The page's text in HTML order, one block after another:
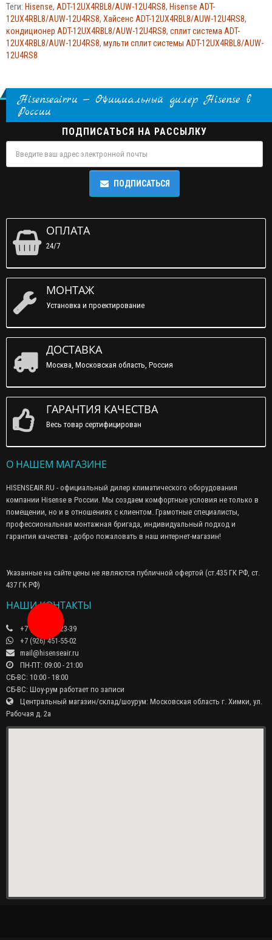
Теги: Hisense, ADT-12UX4RBL8/AUW-12U4RS8, Hisense ADT-
12UX4RBL8/AUW-12U4RS8, Хайсенс ADT-12UX4RBL8/AUW-12U4RS8,
кондиционер ADT-12UX4RBL8/AUW-12U4RS8, сплит система ADT-
12UX4RBL8/AUW-12U4RS8, мульти сплит системы ADT-12UX4RBL8/AUW-
12U4RS8
Заказать звонок
Hisenseair.ru — Официальный дилер Hisense в
России
ПОДПИСАТЬСЯ НА РАССЫЛКУ
ПОДПИСАТЬСЯ
ОПЛАТА
24/7
МОНТАЖ
Установка и проектирование
ДОСТАВКА
Москва, Московская область, Россия
ГАРАНТИЯ КАЧЕСТВА
Весь товар сертифицирован
О НАШЕМ МАГАЗИНЕ
HISENSEAIR.RU - официальный дилер климатического оборудования
компании Hisense в России. Мы создаем комфортные условия не только в
помещении, но и в отношениях с клиентом. Грамотные специалисты,
профессиональная монтажная бригада, индивидуальный подход и
гарантия качества - добро пожаловать в наш интернет-магазин!
Указанные на сайте цены не являются публичной офертой (ст.435 ГК РФ, cт.
437 ГК РФ)
НАШИ КОНТАКТЫ
+7 (495) 649-23-39
+7 (926) 451-55-02
mail@hisenseair.ru
ПН-ПТ: 09:00 - 21:00
СБ-ВС: 10:00 - 18:00
СБ-ВС: Шоу-рум работает по записи
Центральный магазин/склад/шоурум: Московская область г. Химки, ул.
Рабочая д. 2а